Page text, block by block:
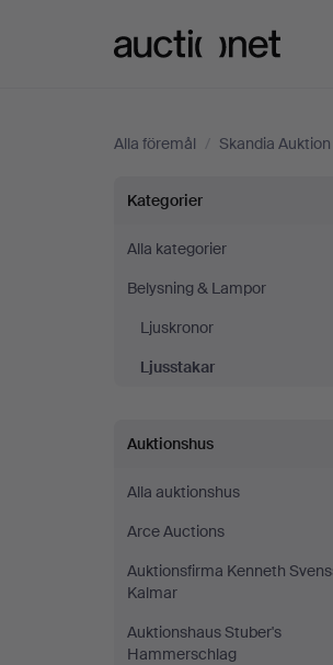
Alla föremål / Skandia Auktion
Ljusstakar
på
Skandia
Auktion
Kategorier
Alla kategorier
Belysning & Lampor
Ljuskronor
Ljusstakar
Auktionshus
Alla auktionshus
Arce Auctions
Auktionsfirma Kenneth
Kalmar
Auktionshaus Stuber's
Hammerschlag